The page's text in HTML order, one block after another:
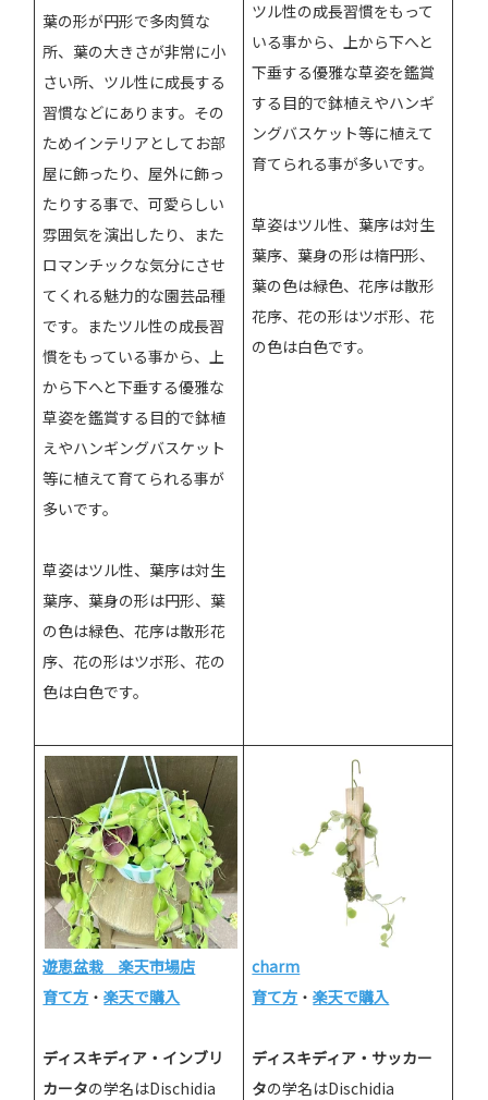
葉の形が円形で多肉質な
所、葉の大きさが非常に小
さい所、ツル性に成長する
習慣などにあります。その
ためインテリアとしてお部
屋に飾ったり、屋外に飾っ
たりする事で、可愛らしい
雰囲気を演出したり、また
ロマンチックな気分にさせ
てくれる魅力的な園芸品種
です。またツル性の成長習
慣をもっている事から、上
から下へと下垂する優雅な
草姿を鑑賞する目的で鉢植
えやハンギングバスケット
等に植えて育てられる事が
多いです。
草姿はツル性、葉序は対生
葉序、葉身の形は円形、葉
の色は緑色、花序は散形花
序、花の形はツボ形、花の
色は白色です。
ツル性の成長習慣をもって
いる事から、上から下へと
下垂する優雅な草姿を鑑賞
する目的で鉢植えやハンギ
ングバスケット等に植えて
育てられる事が多いです。
草姿はツル性、葉序は対生
葉序、葉身の形は楕円形、
葉の色は緑色、花序は散形
花序、花の形はツボ形、花
の色は白色です。
遊恵盆栽 楽天市場店
育て方 ・楽天で購入
ディスキディア・インブリ
カータの学名はDischidia
charm
育て方 ・楽天で購入
ディスキディア・サッカー
タの学名はDischidia